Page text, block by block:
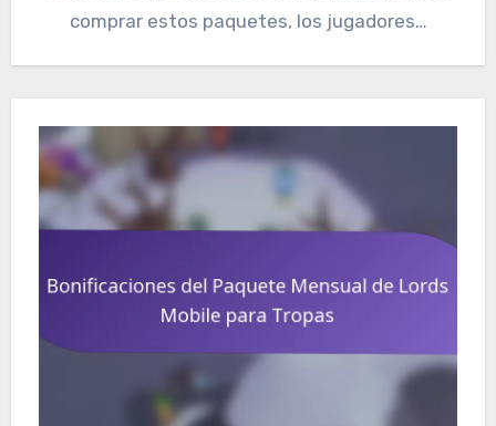
comprar estos paquetes, los jugadores…